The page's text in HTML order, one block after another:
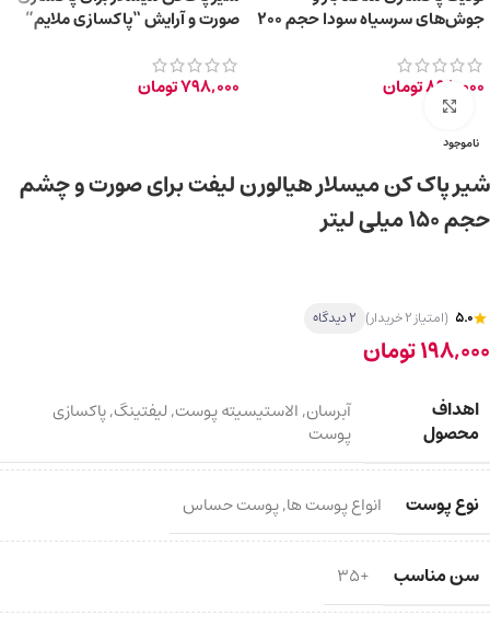
جوش‌های سرسیاه سودا حجم 200
898,000تومان
صورت و آرایش “پاکسازی ملایم”
798,000تومان
ناموجود
برای بزرگ‌نمایی کلیک کنید
شیر پاک کن میسلار هیالورن لیفت برای صورت و چشم
حجم 150 میلی لیتر
5.0 (امتیاز 2 خریدار) 2 دیدگاه
198,000تومان
اهداف
محصول
آبرسان,الاستیسیته پوست,لیفتینگ,پاکسازی
پوست
نوع پوست انواع پوست ها,پوست حساس
سن مناسب +35